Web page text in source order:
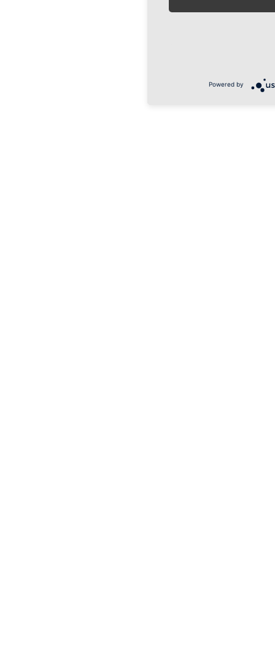
Powered by